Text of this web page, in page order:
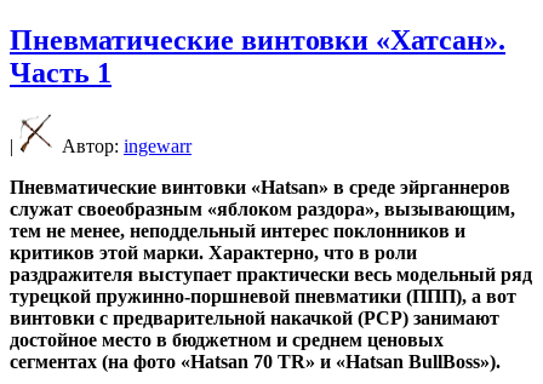
Пневматические винтовки «Хатсан».
Часть 1
| Автор: ingewarr
Пневматические винтовки «Hatsan» в среде эйрганнеров
служат своеобразным «яблоком раздора», вызывающим,
тем не менее, неподдельный интерес поклонников и
критиков этой марки. Характерно, что в роли
раздражителя выступает практически весь модельный ряд
турецкой пружинно-поршневой пневматики (ППП), а вот
винтовки с предварительной накачкой (PCP) занимают
достойное место в бюджетном и среднем ценовых
сегментах (на фото «Hatsan 70 TR» и «Hatsan BullBoss»).